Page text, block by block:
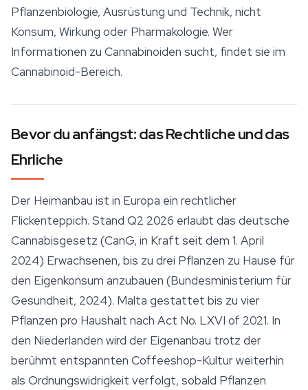
Pflanzenbiologie, Ausrüstung und Technik, nicht
Konsum, Wirkung oder Pharmakologie. Wer
Informationen zu Cannabinoiden sucht, findet sie im
Cannabinoid-Bereich.
Bevor du anfängst: das Rechtliche und das
Ehrliche
Der Heimanbau ist in Europa ein rechtlicher
Flickenteppich. Stand Q2 2026 erlaubt das deutsche
Cannabisgesetz (CanG, in Kraft seit dem 1. April
2024) Erwachsenen, bis zu drei Pflanzen zu Hause für
den Eigenkonsum anzubauen (Bundesministerium für
Gesundheit, 2024). Malta gestattet bis zu vier
Pflanzen pro Haushalt nach Act No. LXVI of 2021. In
den Niederlanden wird der Eigenanbau trotz der
berühmt entspannten Coffeeshop-Kultur weiterhin
als Ordnungswidrigkeit verfolgt, sobald Pflanzen